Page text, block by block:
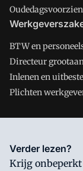
BTW en
Directeur
Inlenen en
Plichten
Salarisnet is
waar VMN media
Verder lezen?
Krijg